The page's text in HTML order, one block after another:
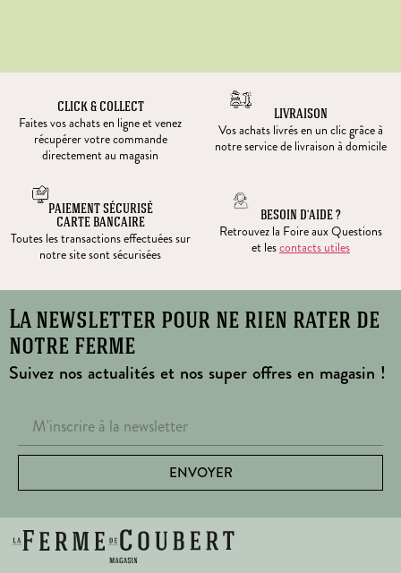
CLICK & COLLECT
Faites vos achats en ligne et venez
récupérer votre commande
directement au magasin
LIVRAISON
Vos achats livrés en un clic grâce à
notre service de livraison à domicile
PAIEMENT SÉCURISÉ
CARTE BANCAIRE
Toutes les transactions effectuées sur
notre site sont sécurisées
BESOIN D’AIDE ?
Retrouvez la Foire aux Questions
et lescontacts utiles
La newsletter pour ne rien rater de
notre ferme
Suivez nos actualités et nos super offres en magasin !
ENVOYER